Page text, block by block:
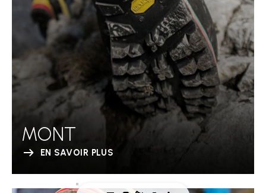
MONT
EN SAVOIR PLUS